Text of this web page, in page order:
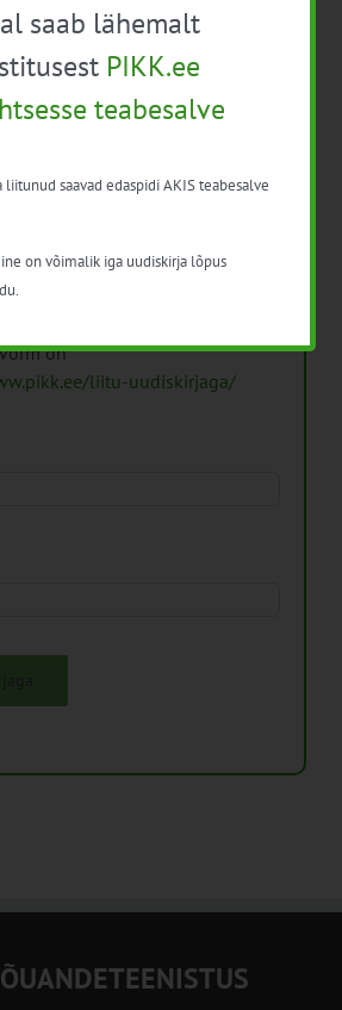
liitumine.
vastavalt
Isikuandmete
on
liitu-uudiskirjaga/
saab lähemalt
PIKK.ee
teabesalve
liitunud saavad edaspidi AKIS teabesalve
on võimalik iga uudiskirja lõpus